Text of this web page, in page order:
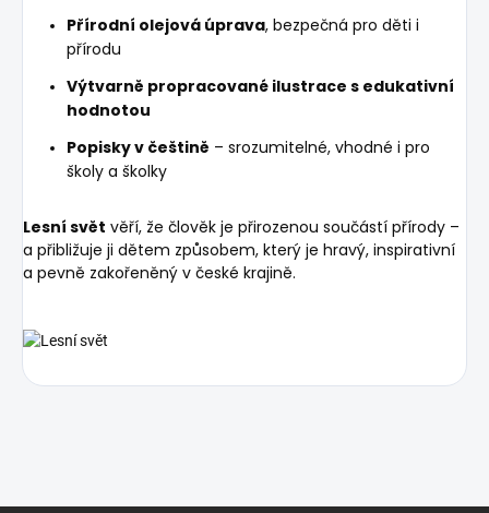
Přírodní olejová úprava, bezpečná pro děti i
přírodu
Výtvarně propracované ilustrace s edukativní
hodnotou
Popisky v češtině – srozumitelné, vhodné i pro
školy a školky
Lesní svět věří, že člověk je přirozenou součástí přírody –
a přibližuje ji dětem způsobem, který je hravý, inspirativní
a pevně zakořeněný v české krajině.